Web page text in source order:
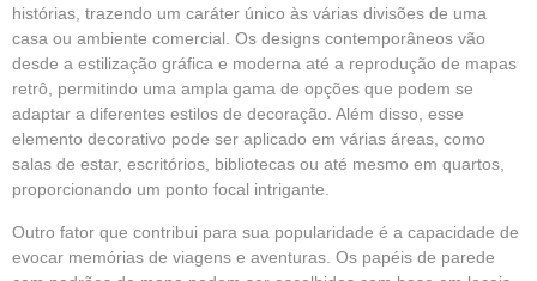
histórias, trazendo um caráter único às várias divisões de uma
casa ou ambiente comercial. Os designs contemporâneos vão
desde a estilização gráfica e moderna até a reprodução de mapas
retrô, permitindo uma ampla gama de opções que podem se
adaptar a diferentes estilos de decoração. Além disso, esse
elemento decorativo pode ser aplicado em várias áreas, como
salas de estar, escritórios, bibliotecas ou até mesmo em quartos,
proporcionando um ponto focal intrigante.
Outro fator que contribui para sua popularidade é a capacidade de
evocar memórias de viagens e aventuras. Os papéis de parede